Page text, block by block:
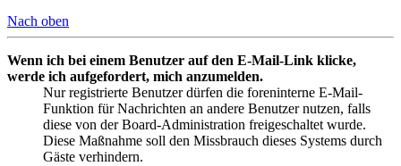
Nach oben
Wenn ich bei einem Benutzer auf den E-Mail-Link klicke,
werde ich aufgefordert, mich anzumelden.
Nur registrierte Benutzer dürfen die foreninterne E-Mail-
Funktion für Nachrichten an andere Benutzer nutzen, falls
diese von der Board-Administration freigeschaltet wurde.
Diese Maßnahme soll den Missbrauch dieses Systems durch
Gäste verhindern.